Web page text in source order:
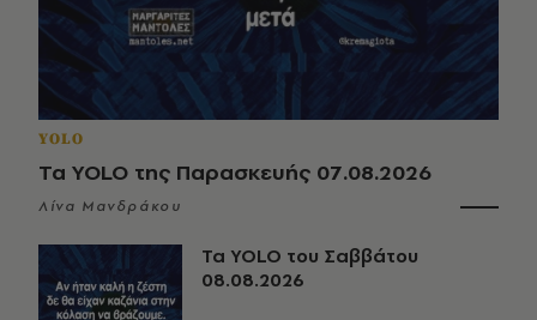
YOLO
Τα YOLO της Παρασκευής 07.08.2026
Λίνα Μανδράκου
Τα YOLO του Σαββάτου
08.08.2026